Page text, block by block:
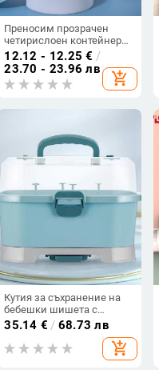
Преносим прозрачен
четирислоен контейнер
за мляко на прах, със
сменяеми слоеве и голям
капацитет, подходящ за
новородени до 3 години
12.12 - 12.25 € /
23.70 - 23.96 лв
add_shopping_cart
Кутия за съхранение на
бебешки шишета с
двойно отделение за
мляко на прах, преносима
със дренажен рафт, Book
Boy Baby, подходяща за
35.14 € / 68.73 лв
add_shopping_cart